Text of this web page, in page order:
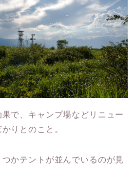
で、キャンプ場などリニュー
りとのこと。
かテントが並んでいるのが見